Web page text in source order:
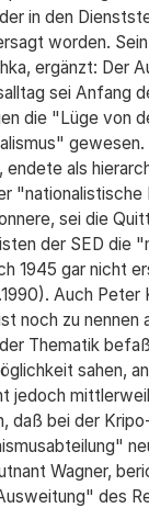
in den
worden.
ergänzt: Der
sei Anfang
die "Lüge von
gewesen.
endete als
"nationalistische
sei die
der SED die
1945 gar nicht
Auch Peter
noch zu nennen
Thematik
sahen,
jedoch
daß bei der
Wagner,
des